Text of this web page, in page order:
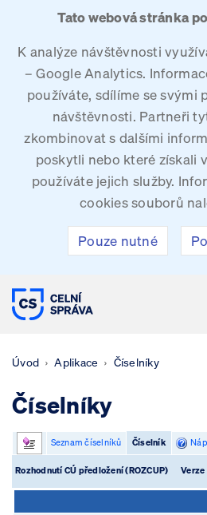
Tato webová stránka
K analýze návštěvnosti
– Google Analytics.
používáte, sdílíme se svými
návštěvnosti. Partneři
zkombinovat s dalšími
poskytli nebo které získali
používáte jejich služby.
cookies souborů
Pouze nutné
CELNÍ SPRÁVA
Úvod Aplikace Číselníky
Číselníky
Seznam číselníků Číselník
Rozhodnutí CÚ předložení (ROZCUP) Verze